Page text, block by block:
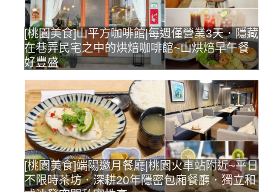
[桃園美食]山平方咖啡館|每週僅營業3天．隱藏
在巷弄民宅之中的烘焙咖啡館~山烘焙早午餐
好豐盛
[桃園美食]端陽邀月餐廳|桃園火車站附近~平日
不限時茶坊．深耕20年隱密包廂餐廳．獨立和